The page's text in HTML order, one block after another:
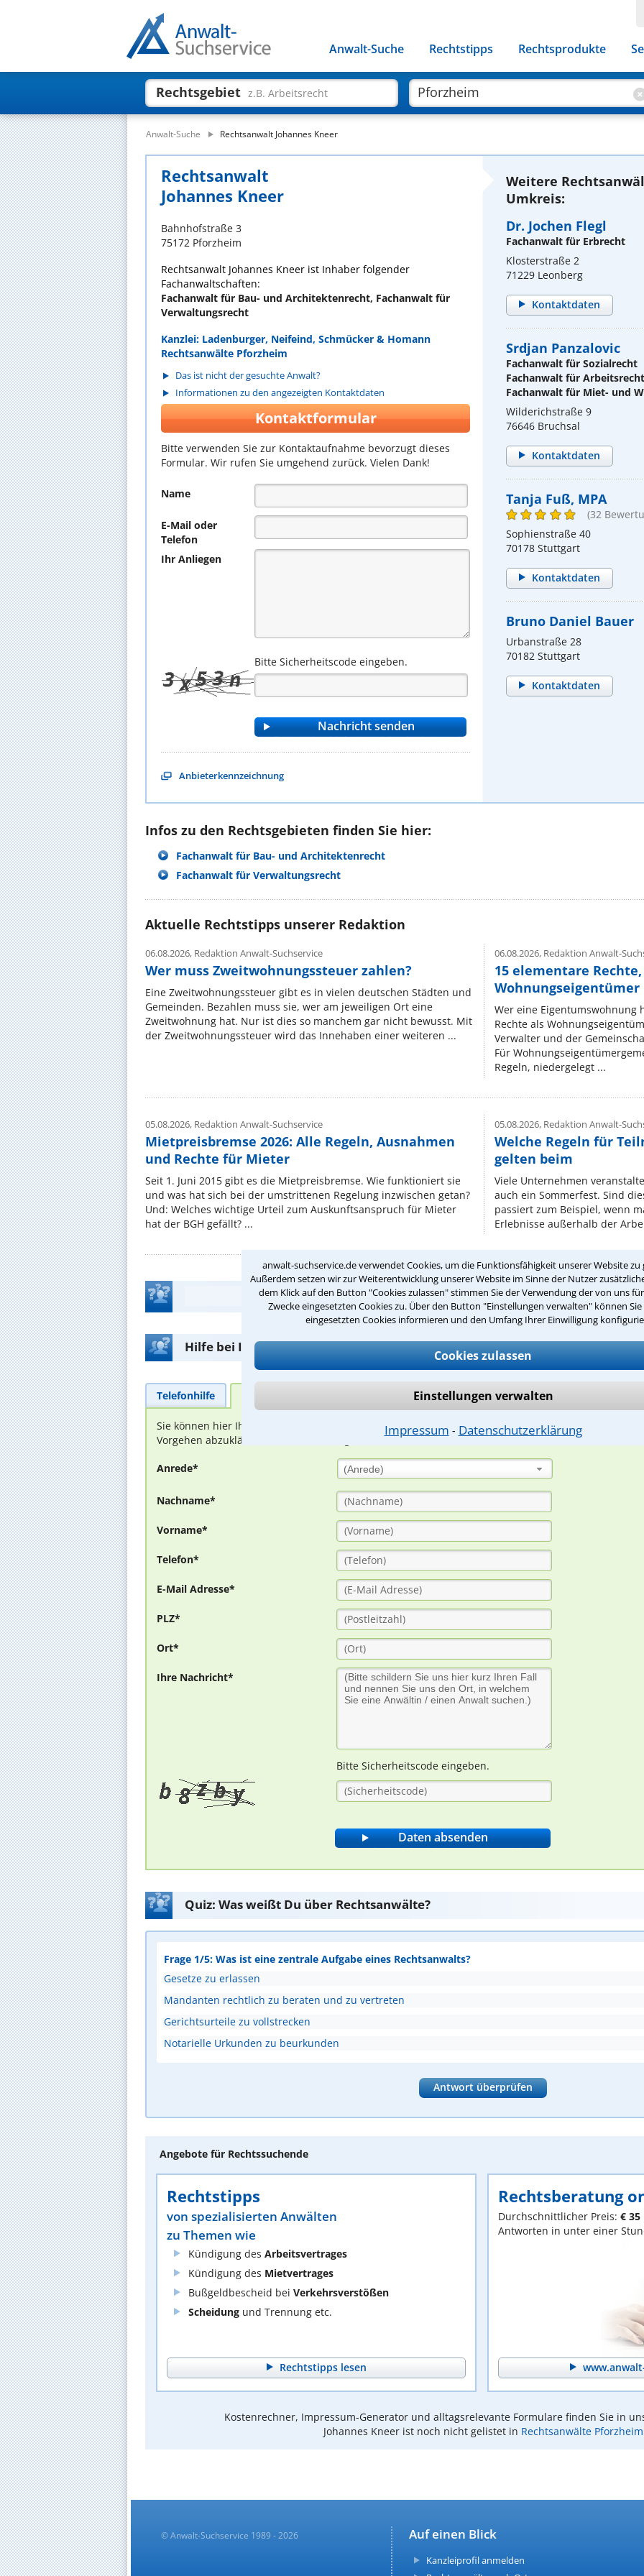
anwalt-suchservice.de verwendet Cookies, um die Funktionsfähigkeit unserer Website zu
Außerdem setzen wir zur Weiterentwicklung unserer Website im Sinne der Nutzer
dem Klick auf den Button "Cookies zulassen" stimmen Sie der Verwendung der von uns
Zwecke eingesetzten Cookies zu. Über den Button "Einstellungen verwalten" können
eingesetzten Cookies informieren und den Umfang Ihrer Einwilligung
Cookies zulassen
Einstellungen verwalten
Impressum ⁃ Datenschutzerklärung
Anwalt-Suche Rechtstipps Rechtsprodukte
Rechtsgebiet z.B. Arbeitsrecht
Anwalt-Suche Rechtsanwalt Johannes Kneer
Rechtsanwalt
Johannes Kneer
Bahnhofstraße 3
75172 Pforzheim
Rechtsanwalt Johannes Kneer ist Inhaber folgender
Fachanwaltschaften:
Fachanwalt für Bau- und Architektenrecht, Fachanwalt für
Verwaltungsrecht
Kanzlei: Ladenburger, Neifeind, Schmücker & Homann
Rechtsanwälte Pforzheim
Das ist nicht der gesuchte Anwalt?
Informationen zu den angezeigten Kontaktdaten
Kontaktformular
Bitte verwenden Sie zur Kontaktaufnahme bevorzugt dieses
Formular. Wir rufen Sie umgehend zurück. Vielen Dank!
Name
E-Mail oder
Telefon
Ihr Anliegen
Bitte Sicherheitscode eingeben.
Anbieterkennzeichnung
Weitere
Umkreis:
Dr. Jochen Flegl
Fachanwalt für Erbrecht
Klosterstraße 2
71229 Leonberg
Kontaktdaten
Srdjan Panzalovic
Fachanwalt für Sozialrecht
Fachanwalt für Arbeitsrecht
Fachanwalt für Miet- und
Wilderichstraße 9
76646 Bruchsal
Kontaktdaten
Tanja Fuß, MPA
(32
Sophienstraße 40
70178 Stuttgart
Kontaktdaten
Bruno Daniel Bauer
Urbanstraße 28
70182 Stuttgart
Kontaktdaten
Infos zu den Rechtsgebieten finden Sie hier:
Fachanwalt für Bau- und Architektenrecht
Fachanwalt für Verwaltungsrecht
Aktuelle Rechtstipps unserer Redaktion
06.08.2026, Redaktion Anwalt-Suchservice
Wer muss Zweitwohnungssteuer zahlen?
Eine Zweitwohnungssteuer gibt es in vielen deutschen Städten und
Gemeinden. Bezahlen muss sie, wer am jeweiligen Ort eine
Zweitwohnung hat. Nur ist dies so manchem gar nicht bewusst. Mit
der Zweitwohnungssteuer wird das Innehaben einer weiteren ...
06.08.2026,Redaktion Anwalt-
15 elementare
Wer eine Eigentumswohnung
Rechte als
Verwalter und der
Für
Regeln, niedergelegt ...
05.08.2026, Redaktion Anwalt-Suchservice
Mietpreisbremse 2026: Alle Regeln, Ausnahmen
und Rechte für Mieter
Seit 1. Juni 2015 gibt es die Mietpreisbremse. Wie funktioniert sie
und was hat sich bei der umstrittenen Regelung inzwischen getan?
Und: Welches wichtige Urteil zum Auskunftsanspruch für Mieter
hat der BGH gefällt? ...
05.08.2026,Redaktion Anwalt-
Welche Regeln für
gelten beim
Viele Unternehmen
auch ein Sommerfest. Sind
passiert zum Beispiel, wenn
Erlebnisse außerhalb der
Teste Dein Rechtswissen
Hilfe bei Ihrer Anwaltsuche?
Telefonhilfe
Sie können hier Ihren Fall schildern. Anschließend werden sich spezialisierte Rechtsanwälte bei
Vorgehen abzuklären. Die Rückmeldung durch einen Anwalt ist für Sie kostenlos.
Anrede* (Anrede)
Nachname*
Vorname*
Telefon*
E-Mail Adresse*
PLZ*
Ort*
Ihre Nachricht*
Bitte Sicherheitscode eingeben.
Quiz: Was weißt Du über Rechtsanwälte?
Frage 1/5: Was ist eine zentrale Aufgabe eines Rechtsanwalts?
Gesetze zu erlassen
Mandanten rechtlich zu beraten und zu vertreten
Gerichtsurteile zu vollstrecken
Notarielle Urkunden zu beurkunden
Antwort überprüfen
Angebote für Rechtssuchende
Rechtstipps
von spezialisierten Anwälten
zu Themen wie
Kündigung des Arbeitsvertrages
Kündigung des Mietvertrages
Bußgeldbescheid bei Verkehrsverstößen
Scheidung und Trennung etc.
Rechtstipps lesen
Rechtsberatung
Durchschnittlicher Preis: € 35
Antworten in unter einer
Kostenrechner, Impressum-Generator und alltagsrelevante Formulare finden Sie in
Johannes Kneer ist noch nicht gelistet in Rechtsanwälte Pforzheim
Auf einen Blick
Kanzleiprofil anmelden
© Anwalt-Suchservice 1989 - 2026